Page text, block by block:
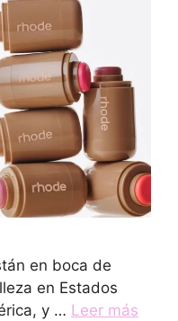
en boca de
en Estados
y … Leer más